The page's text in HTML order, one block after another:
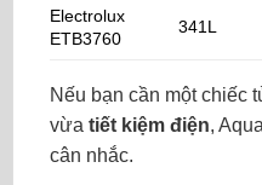
Electrolux
ETB3760
341L
Nếu bạn cần một chiếc
vừa tiết kiệm điện,
cân nhắc.